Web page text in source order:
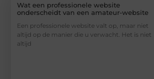
Wat een professionele website
onderscheidt van een amateur-website
Een professionele website valt op, maar niet
altijd op de manier die u verwacht. Het is niet
altijd